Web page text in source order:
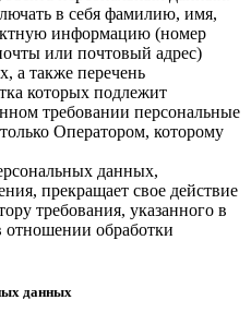
в себя фамилию, имя,
информацию (номер
или почтовый адрес)
а также перечень
которых подлежит
требовании персональные
Оператором, которому
данных,
прекращает свое действие
требования, указанного в
обработки
данных